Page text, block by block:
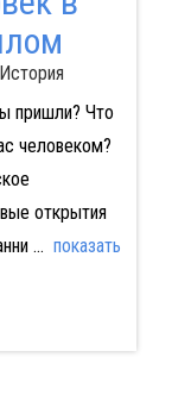
пришли? Что
человеком?
открытия
... показать